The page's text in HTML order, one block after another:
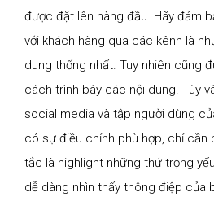
được đặt lên hàng đầu. Hãy đảm
với khách hàng qua các kênh là
dung thống nhất. Tuy nhiên cũng
cách trình bày các nội dung. Tùy
social media và tập người dùng
có sự điều chỉnh phù hợp, chỉ cần
tắc là highlight những thứ trọng
dễ dàng nhìn thấy thông điệp của